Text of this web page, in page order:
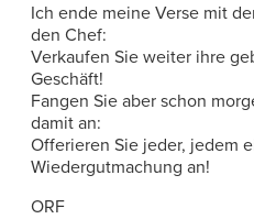
Ich ende meine Verse mit
den Chef:
Verkaufen Sie weiter ihre
Geschäft!
Fangen Sie aber schon
damit an:
Offerieren Sie jeder, jedem
Wiedergutmachung an!
ORF